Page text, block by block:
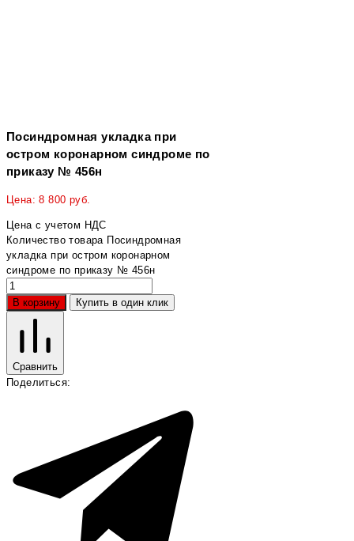
Посиндромная укладка при
остром коронарном синдроме по
приказу № 456н
Цена:8 800 руб.
Цена с учетом НДС
Количество товара Посиндромная
укладка при остром коронарном
синдроме по приказу № 456н
В корзину Купить в один клик
Сравнить
Поделиться: